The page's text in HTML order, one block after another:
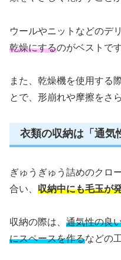
ウールやニットなどのデ
乾燥にするのがベストです
また、乾燥機を使用する
とで、形崩れや摩擦をさ
衣類の収納は「通気
ぎゅうぎゅう詰めのクロ
合い、 収納中にも毛玉が
収納の際は、 通気性の良
にスペースを作るなどの